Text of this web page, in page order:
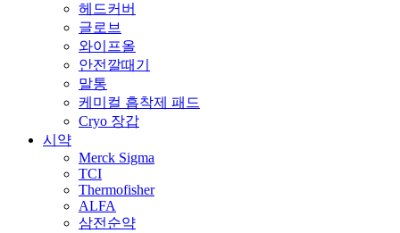
헤드커버
글로브
와이프올
안전깔때기
말통
케미컬 흡착제 패드
Cryo 장갑
시약
Merck Sigma
TCI
Thermofisher
ALFA
삼전순약